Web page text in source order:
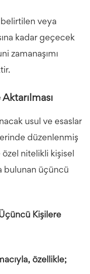
veya
kadar geçecek
zamanaşımı
usul ve esaslar
düzenlenmiş
nitelikli kişisel
bulunan üçüncü
Kişilere
özellikle;